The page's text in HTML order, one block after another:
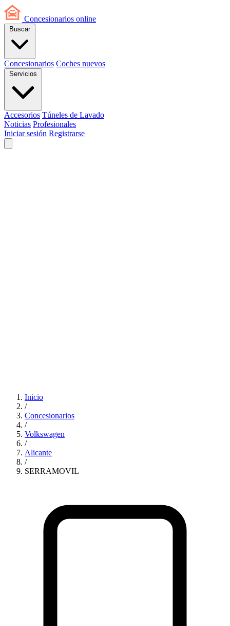
Concesionarios online
Buscar
Concesionarios Coches nuevos
Servicios
Accesorios Túneles de Lavado
Noticias Profesionales
Iniciar sesión Registrarse
Inicio
/
Concesionarios
/
Volkswagen
/
Alicante
/
SERRAMOVIL